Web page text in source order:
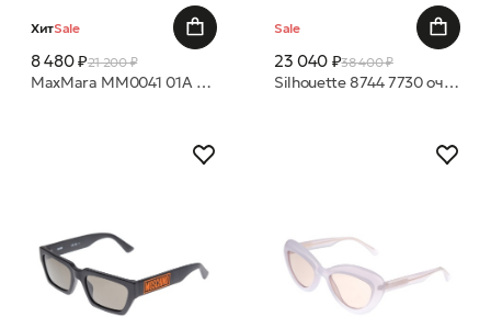
ХитSale
8 480 ₽21 200 ₽
MaxMara MM0041 01A очки с/з
Sale
23 040 ₽38 400 ₽
Silhouette 8744 7730 очки с/з